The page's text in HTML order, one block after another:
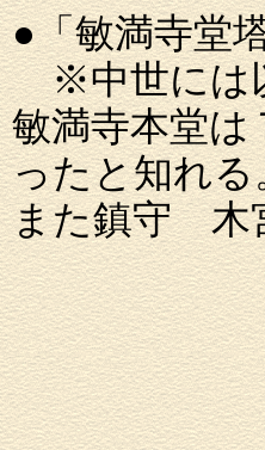
●「敏満寺堂
※中世には以
敏満寺本堂は
ったと知れる
また鎮守 木